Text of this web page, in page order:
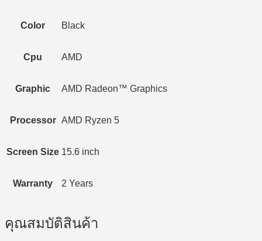
Color Black
Cpu AMD
Graphic AMD Radeon™ Graphics
Processor AMD Ryzen 5
Screen Size 15.6 inch
Warranty 2 Years
คุณสมบัติสินค้า